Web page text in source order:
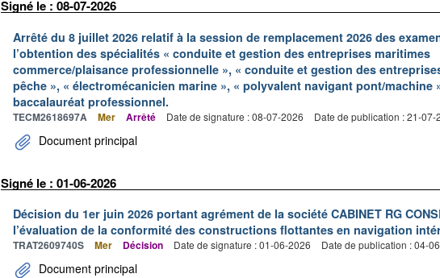
Signé le : 08-07-2026
Arrêté du 8 juillet 2026 relatif à la session de remplacement 2026 des
l’obtention des spécialités « conduite et gestion des entreprises maritimes
commerce/plaisance professionnelle », « conduite et gestion des
pêche », « électromécanicien marine », « polyvalent navigant pont/machine
baccalauréat professionnel.
TECM2618697A Mer Arrêté Date de signature : 08-07-2026 Date de publication : 21-07-
Document principal
Signé le : 01-06-2026
Décision du 1er juin 2026 portant agrément de la société CABINET RG
l’évaluation de la conformité des constructions flottantes en navigation
TRAT2609740S Mer Décision Date de signature : 01-06-2026 Date de publication : 04-
Document principal